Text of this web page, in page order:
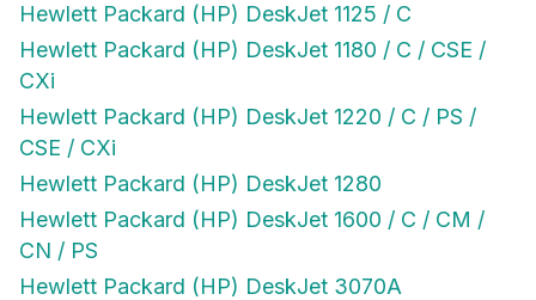
Hewlett Packard (HP) DeskJet 1125 / C
Hewlett Packard (HP) DeskJet 1180 / C / CSE /
CXi
Hewlett Packard (HP) DeskJet 1220 / C / PS /
CSE / CXi
Hewlett Packard (HP) DeskJet 1280
Hewlett Packard (HP) DeskJet 1600 / C / CM /
CN / PS
Hewlett Packard (HP) DeskJet 3070A